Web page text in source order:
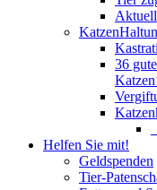
Katzen
36
Helfen Sie mit!
Geldspenden
Tier-